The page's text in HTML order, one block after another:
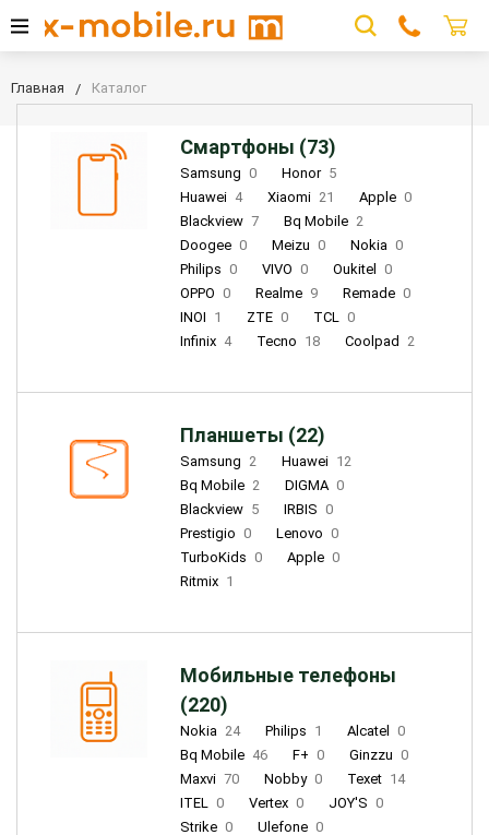
Главная Каталог
Смартфоны (73)
Samsung 0 Honor 5
Huawei 4 Xiaomi 21 Apple 0
Blackview 7 Bq Mobile 2
Doogee 0 Meizu 0 Nokia 0
Philips 0 VIVO 0 Oukitel
0
OPPO 0 Realme 9 Remade 0
INOI 1 ZTE 0 TCL 0
Infinix 4 Tecno 18 Coolpad 2
Планшеты (22)
Samsung 2 Huawei 12
Bq Mobile 2 DIGMA 0
Blackview 5 IRBIS 0
Prestigio 0 Lenovo 0
TurboKids 0 Apple 0
Ritmix 1
Мобильные телефоны
(220)
Nokia 24 Philips 1 Alcatel
0
Bq Mobile 46 F+ 0 Ginzzu 0
Maxvi 70 Nobby 0 Texet 14
ITEL 0 Vertex 0 JOY'S 0
Strike 0 Ulefone 0